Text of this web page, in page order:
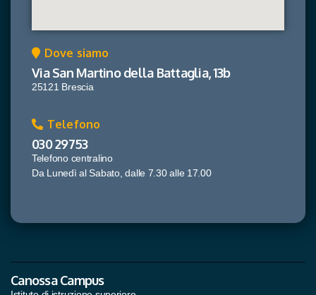
Dove siamo
Via San Martino della Battaglia, 13b
25121 Brescia
Telefono
030 29753
Telefono centralino
Da Lunedì al Sabato, dalle 7.30 alle 17.00
Canossa Campus